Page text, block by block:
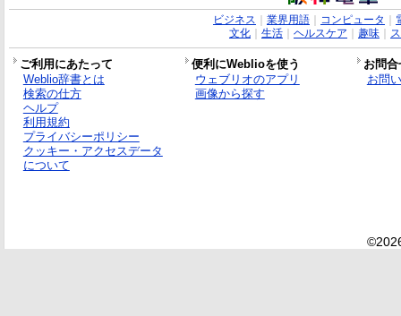
ビジネス 業界用語｜ コンピュータ
文化｜ 生活｜ ヘルスケア 趣味｜
ご利用にあたって 便利にWeblioを使う
お問
Weblio辞書とは
検索の仕方
ヘルプ
利用規約
プライバシーポリシー
クッキー・アクセスデータ
について
ウェブリオのアプリ
画像から探す
お問